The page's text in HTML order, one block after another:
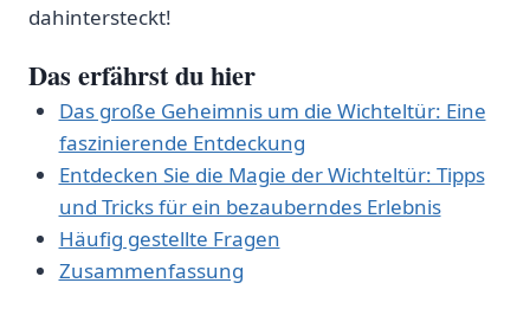
dahintersteckt!
Das erfährst du hier
Das große‌ Geheimnis um die Wichteltür: Eine
faszinierende Entdeckung
Entdecken Sie die Magie der Wichteltür: Tipps
und Tricks für ein bezauberndes ‍Erlebnis
Häufig gestellte‍ Fragen
Zusammenfassung